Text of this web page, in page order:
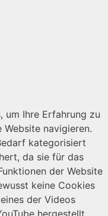
um Ihre Erfahrung zu
navigieren.
kategorisiert
da sie für das
der Website
keine Cookies
der Videos
hergestellt,